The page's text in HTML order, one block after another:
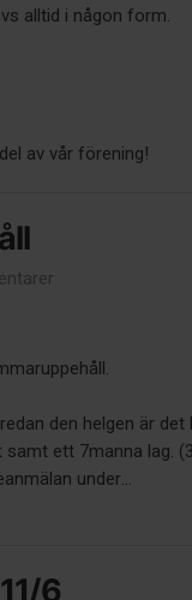
alltid i någon form.
av vår förening!
den helgen är det
ett 7manna lag.
under...
6